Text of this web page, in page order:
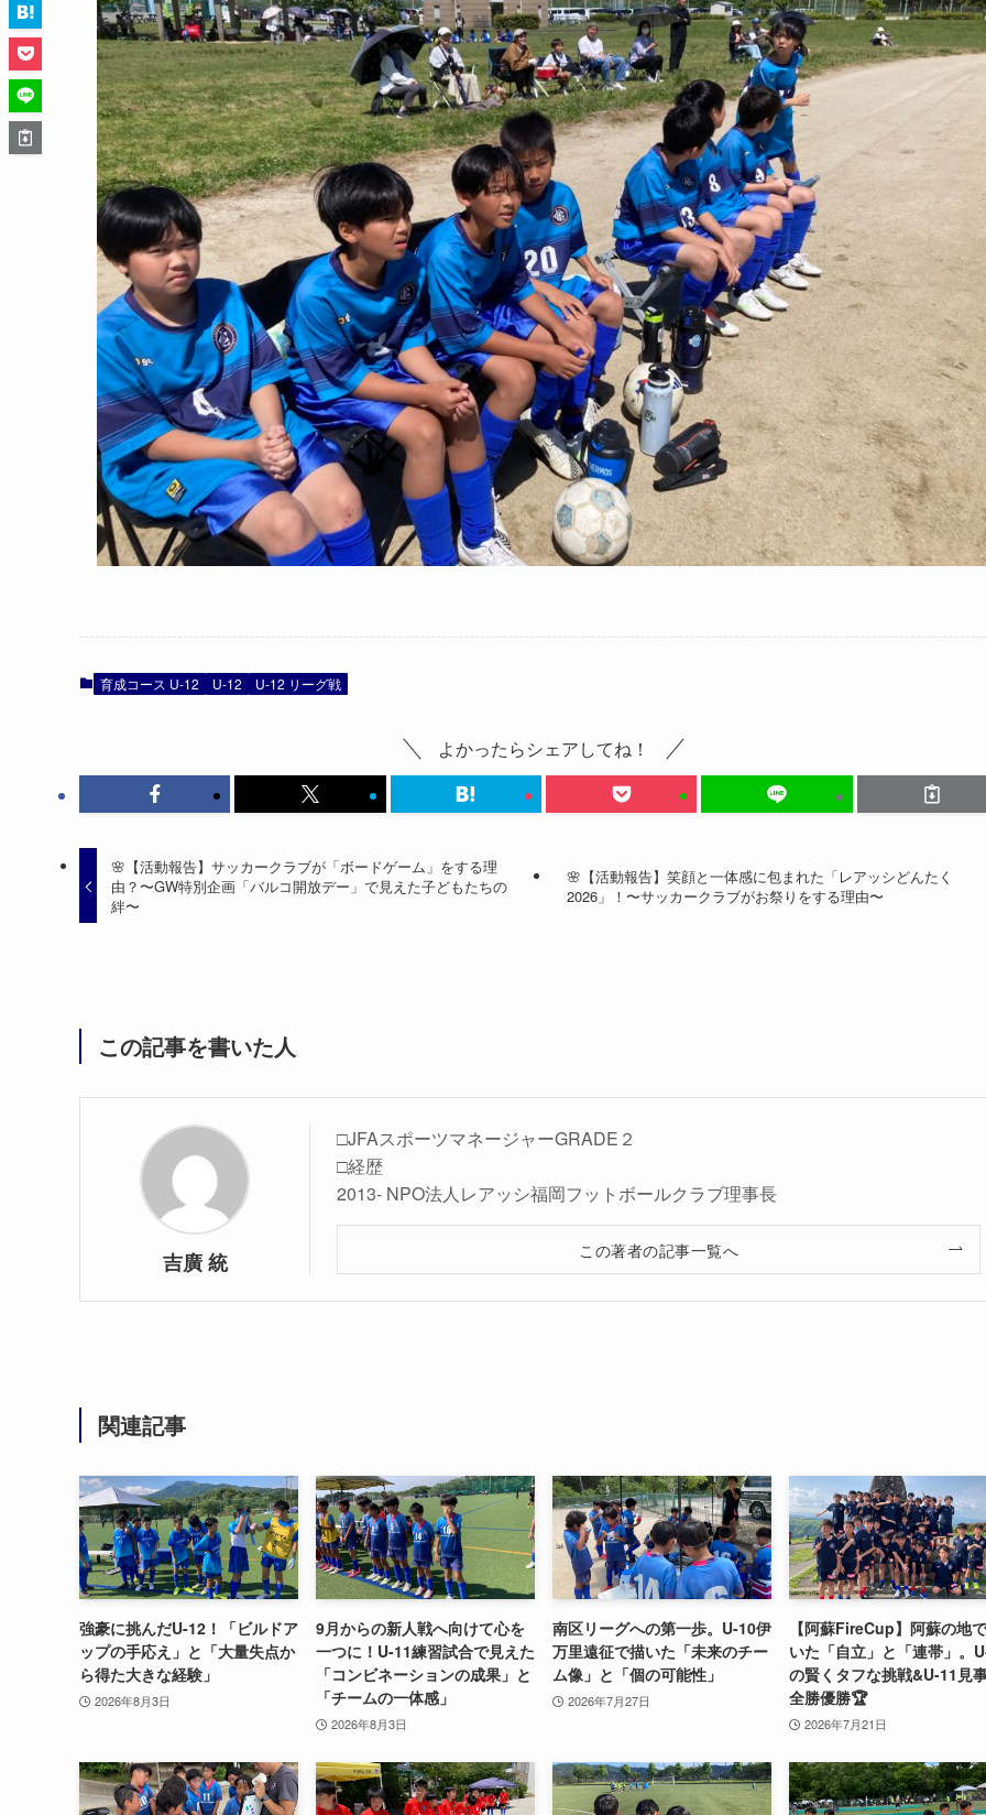
育成コース U-12 U-12 U-12 リーグ戦
よかったらシェアしてね！
🌸【活動報告】サッカークラブが「ボードゲーム」をする理
由？〜GW特別企画「バルコ開放デー」で見えた子どもたちの
絆〜
🌸【活動報告】笑顔と一体感に包まれた「レアッシどんたく
2026」！〜サッカークラブがお祭りをする理由〜
この記事を書いた人
吉廣 統
□JFAスポーツマネージャーGRADE２
□経歴
2013- NPO法人レアッシ福岡フットボールクラブ理事長
この著者の記事一覧へ
関連記事
強豪に挑んだU-12！「ビルドア
ップの手応え」と「大量失点か
ら得た大きな経験」
2026年8月3日
9月からの新人戦へ向けて心を
一つに！U-11練習試合で見えた
「コンビネーションの成果」と
「チームの一体感」
2026年8月3日
南区リーグへの第一歩。U-10伊
万里遠征で描いた「未来のチー
ム像」と「個の可能性」
2026年7月27日
【阿蘇FireCup】阿蘇の地
いた「自立」と「連帯」。
の賢くタフな挑戦&U-11見
全勝優勝🏆
2026年7月21日